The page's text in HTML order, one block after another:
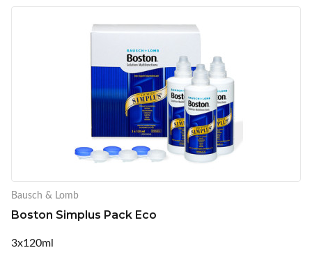
Bausch & Lomb
Boston Simplus Pack Eco
3x120ml